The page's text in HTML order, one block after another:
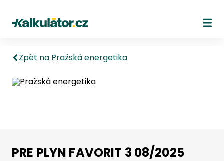
Kalkulátor.cz
Zpět na Pražská energetika
PRE PLYN FAVORIT 3 08/2025